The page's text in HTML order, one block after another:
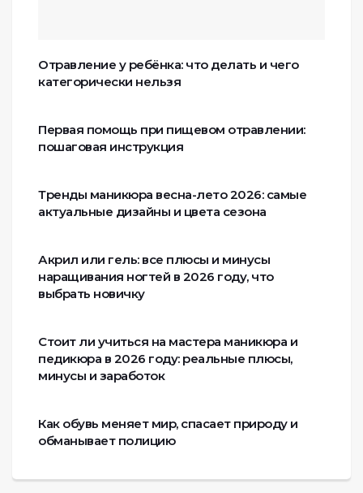
Отравление у ребёнка: что делать и чего
категорически нельзя
Первая помощь при пищевом отравлении:
пошаговая инструкция
Тренды маникюра весна-лето 2026: самые
актуальные дизайны и цвета сезона
Акрил или гель: все плюсы и минусы
наращивания ногтей в 2026 году, что
выбрать новичку
Стоит ли учиться на мастера маникюра и
педикюра в 2026 году: реальные плюсы,
минусы и заработок
Как обувь меняет мир, спасает природу и
обманывает полицию